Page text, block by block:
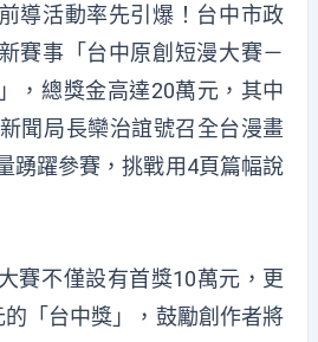
導活動率先引爆！台中市政
賽事「台中原創短漫大賽－
，總獎金高達20萬元，其中
聞局長欒治誼號召全台漫畫
踴躍參賽，挑戰用4頁篇幅說
賽不僅設有首獎10萬元，更
「台中獎」，鼓勵創作者將